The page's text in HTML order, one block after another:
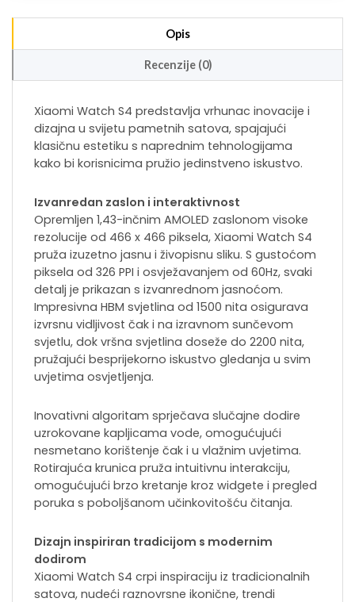
Opis
Recenzije (0)
Xiaomi Watch S4 predstavlja vrhunac inovacije i
dizajna u svijetu pametnih satova, spajajući
klasičnu estetiku s naprednim tehnologijama
kako bi korisnicima pružio jedinstveno iskustvo.
Izvanredan zaslon i interaktivnost
Opremljen 1,43-inčnim AMOLED zaslonom visoke
rezolucije od 466 x 466 piksela, Xiaomi Watch S4
pruža izuzetno jasnu i živopisnu sliku. S gustoćom
piksela od 326 PPI i osvježavanjem od 60Hz, svaki
detalj je prikazan s izvanrednom jasnoćom.
Impresivna HBM svjetlina od 1500 nita osigurava
izvrsnu vidljivost čak i na izravnom sunčevom
svjetlu, dok vršna svjetlina doseže do 2200 nita,
pružajući besprijekorno iskustvo gledanja u svim
uvjetima osvjetljenja.
Inovativni algoritam sprječava slučajne dodire
uzrokovane kapljicama vode, omogućujući
nesmetano korištenje čak i u vlažnim uvjetima.
Rotirajuća krunica pruža intuitivnu interakciju,
omogućujući brzo kretanje kroz widgete i pregled
poruka s poboljšanom učinkovitošću čitanja.
Dizajn inspiriran tradicijom s modernim
dodirom
Xiaomi Watch S4 crpi inspiraciju iz tradicionalnih
satova, nudeći raznovrsne ikonične, trendi